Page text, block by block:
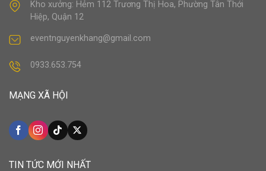
Kho xưởng: Hẻm 112 Trương Thị Hoa, Phường Tân Thới
Hiệp, Quận 12
eventnguyenkhang@gmail.com
0933.653.754
MẠNG XÃ HỘI
TIN TỨC MỚI NHẤT